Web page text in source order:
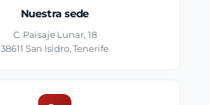
Nuestra sede
C. Paisaje Lunar, 18
38611 San Isidro, Tenerife